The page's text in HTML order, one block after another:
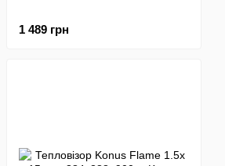
1 489 грн